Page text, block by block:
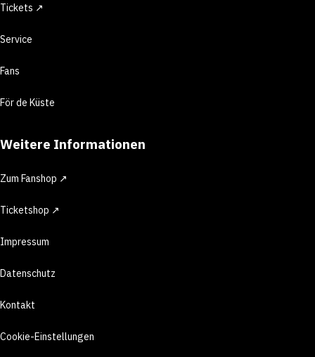
Tickets ↗
Service
Fans
För de Küste
Weitere Informationen
Zum Fanshop ↗
Ticketshop ↗
Impressum
Datenschutz
Kontakt
Cookie-Einstellungen